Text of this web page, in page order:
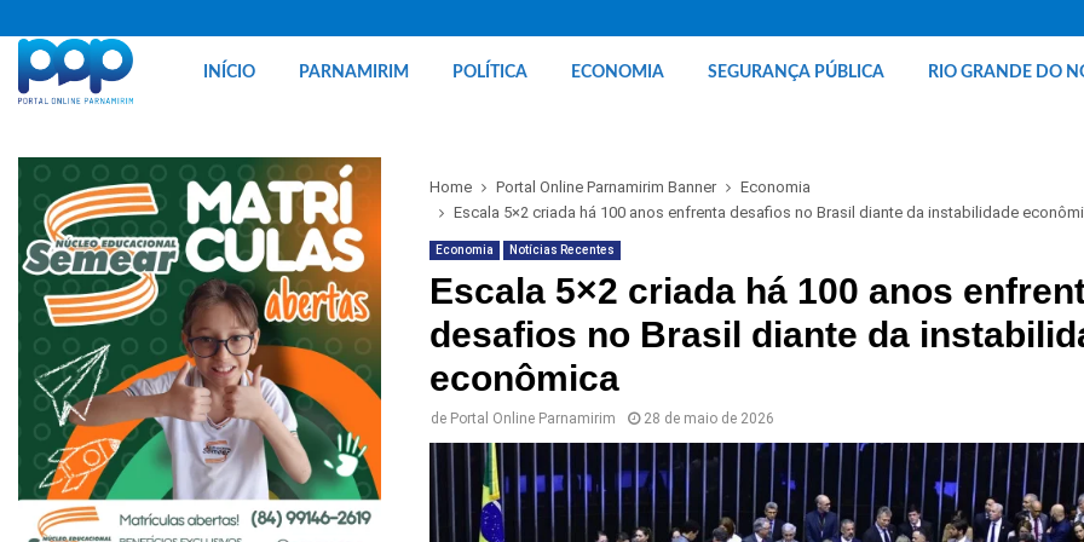
INÍCIO PARNAMIRIM POLÍTICA ECONOMIA SEGURANÇA PÚBLICA RIO GRANDE DO
Home Portal Online Parnamirim Banner
Economia
Escala 5×2 criada há 100 anos enfrenta desafios no Brasil diante da instabilidade
Economia Notícias Recentes
Escala 5×2 criada há 100 anos
desafios no Brasil diante da
econômica
de Portal Online Parnamirim 28 de maio de 2026